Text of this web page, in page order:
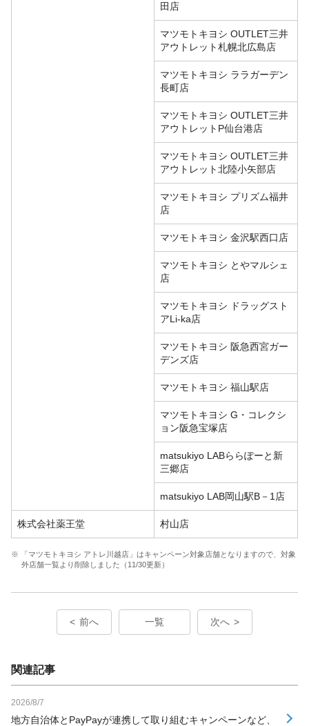
田店
マツモトキヨシ OUTLET三井
アウトレット札幌北広島店
マツモトキヨシ ララガーデン
長町店
マツモトキヨシ OUTLET三井
アウトレットP仙台港店
マツモトキヨシ OUTLET三井
アウトレット北陸小矢部店
マツモトキヨシ プリズム福井
店
マツモトキヨシ 金沢駅西口店
マツモトキヨシ とやマルシェ
店
マツモトキヨシ ドラッグスト
アLi-ka店
マツモトキヨシ 阪急西宮ガー
デンズ店
マツモトキヨシ 福山駅店
マツモトキヨシ G・コレクシ
ョン阪急宝塚店
matsukiyo LABららぽーと新
三郷店
matsukiyo LAB岡山駅B－1店
株式会社薬王堂 村山店
※ 「マツモトキヨシ アトレ川越店」はキャンペーン対象店舗となりますので、対象
外店舗一覧より削除しました（11/30更新）
前へ 一覧 次へ
関連記事
2026/8/7
地方自治体とPayPayが連携して取り組むキャンペーンなど、